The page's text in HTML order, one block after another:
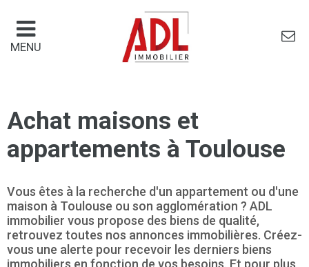
MENU
Achat maisons et
appartements à Toulouse
Vous êtes à la recherche d'un appartement ou d'une
maison à Toulouse ou son agglomération ? ADL
immobilier vous propose des biens de qualité,
retrouvez toutes nos annonces immobilières. Créez-
vous une alerte pour recevoir les derniers biens
immobiliers en fonction de vos besoins. Et pour plus